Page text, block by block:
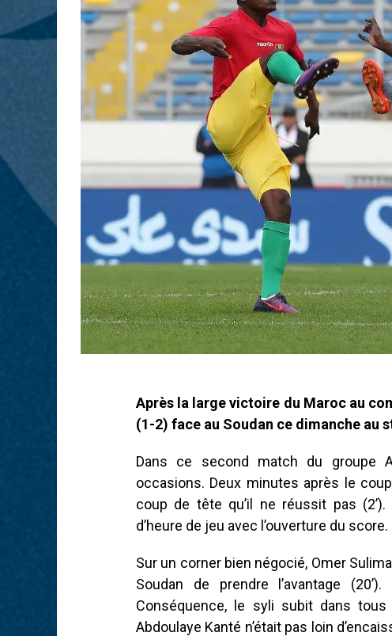
Après la large victoire du Maroc au
(1-2) face au Soudan ce dimanche au
Dans ce second match du groupe
occasions. Deux minutes après le
coup de tête qu’il ne réussit pas
d’heure de jeu avec l’ouverture du score.
Sur un corner bien négocié, Omer
Soudan de prendre l’avantage
Conséquence, le syli subit dans
Abdoulaye Kanté n’était pas loin